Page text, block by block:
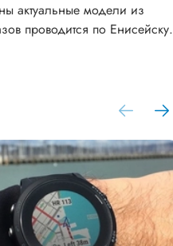
актуальные модели из
проводится по Енисейску.